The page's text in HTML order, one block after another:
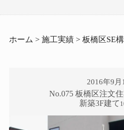
ホーム > 施工実績 > 板橋区SE
2016年9月
No.075 板橋区注文
新築3F建て